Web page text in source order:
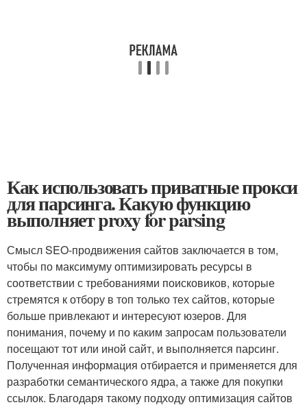
Как использовать приватные прокси
для парсинга. Какую функцию
выполняет proxy for parsing
Смысл SEO-продвижения сайтов заключается в том,
чтобы по максимуму оптимизировать ресурсы в
соответствии с требованиями поисковиков, которые
стремятся к отбору в топ только тех сайтов, которые
больше привлекают и интересуют юзеров. Для
понимания, почему и по каким запросам пользователи
посещают тот или иной сайт, и выполняется парсинг.
Полученная информация отбирается и применяется для
разработки семантического ядра, а также для покупки
ссылок. Благодаря такому подходу оптимизация сайтов